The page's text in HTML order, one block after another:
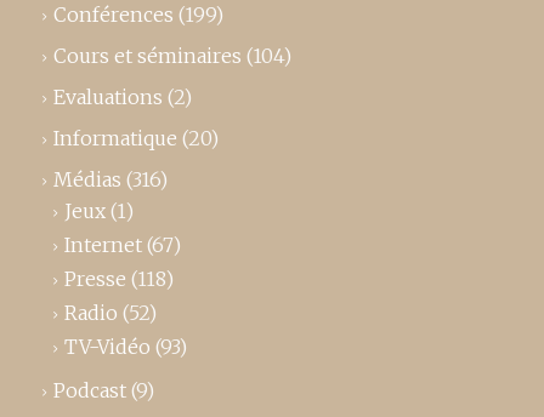
Conférences (199)
Cours et séminaires (104)
Evaluations (2)
Informatique (20)
Médias (316)
Jeux (1)
Internet (67)
Presse (118)
Radio (52)
TV-Vidéo (93)
Podcast (9)